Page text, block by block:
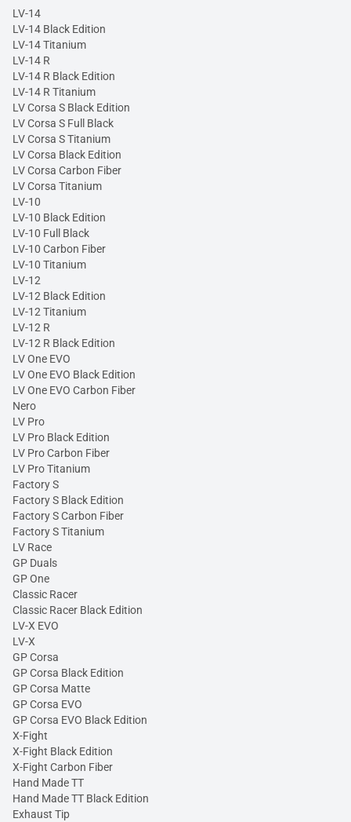
LV-14
LV-14 Black Edition
LV-14 Titanium
LV-14 R
LV-14 R Black Edition
LV-14 R Titanium
LV Corsa S Black Edition
LV Corsa S Full Black
LV Corsa S Titanium
LV Corsa Black Edition
LV Corsa Carbon Fiber
LV Corsa Titanium
LV-10
LV-10 Black Edition
LV-10 Full Black
LV-10 Carbon Fiber
LV-10 Titanium
LV-12
LV-12 Black Edition
LV-12 Titanium
LV-12 R
LV-12 R Black Edition
LV One EVO
LV One EVO Black Edition
LV One EVO Carbon Fiber
Nero
LV Pro
LV Pro Black Edition
LV Pro Carbon Fiber
LV Pro Titanium
Factory S
Factory S Black Edition
Factory S Carbon Fiber
Factory S Titanium
LV Race
GP Duals
GP One
Classic Racer
Classic Racer Black Edition
LV-X EVO
LV-X
GP Corsa
GP Corsa Black Edition
GP Corsa Matte
GP Corsa EVO
GP Corsa EVO Black Edition
X-Fight
X-Fight Black Edition
X-Fight Carbon Fiber
Hand Made TT
Hand Made TT Black Edition
Exhaust Tip